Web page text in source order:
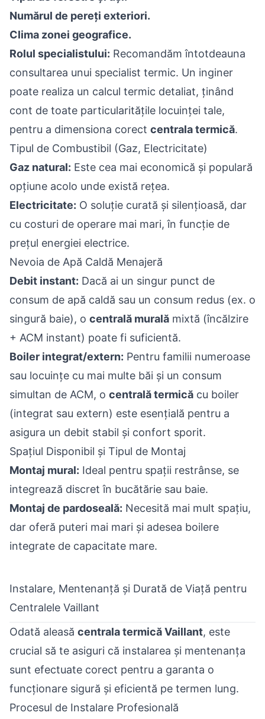
Numărul de pereți exteriori.
Clima zonei geografice.
Rolul specialistului: Recomandăm întotdeauna
consultarea unui specialist termic. Un inginer
poate realiza un calcul termic detaliat, ținând
cont de toate particularitățile locuinței tale,
pentru a dimensiona corect centrala termică.
Tipul de Combustibil (Gaz, Electricitate)
Gaz natural: Este cea mai economică și populară
opțiune acolo unde există rețea.
Electricitate: O soluție curată și silențioasă, dar
cu costuri de operare mai mari, în funcție de
prețul energiei electrice.
Nevoia de Apă Caldă Menajeră
Debit instant: Dacă ai un singur punct de
consum de apă caldă sau un consum redus (ex. o
singură baie), o centrală murală mixtă (încălzire
+ ACM instant) poate fi suficientă.
Boiler integrat/extern: Pentru familii numeroase
sau locuințe cu mai multe băi și un consum
simultan de ACM, o centrală termică cu boiler
(integrat sau extern) este esențială pentru a
asigura un debit stabil și confort sporit.
Spațiul Disponibil și Tipul de Montaj
Montaj mural: Ideal pentru spații restrânse, se
integrează discret în bucătărie sau baie.
Montaj de pardoseală: Necesită mai mult spațiu,
dar oferă puteri mai mari și adesea boilere
integrate de capacitate mare.
Instalare, Mentenanță și Durată de Viață pentru
Centralele Vaillant
Odată aleasă centrala termică Vaillant, este
crucial să te asiguri că instalarea și mentenanța
sunt efectuate corect pentru a garanta o
funcționare sigură și eficientă pe termen lung.
Procesul de Instalare Profesională